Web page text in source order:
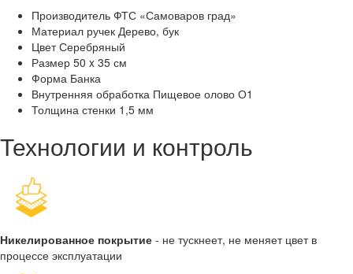
Производитель ФТС «Самоваров град»
Материал ручек Дерево, бук
Цвет Серебряный
Размер 50 x 35 см
Форма Банка
Внутренняя обработка Пищевое олово О1
Толщина стенки 1,5 мм
Технологии и контроль
Никелированное покрытие - не тускнеет, не меняет цвет в
процессе эксплуатации